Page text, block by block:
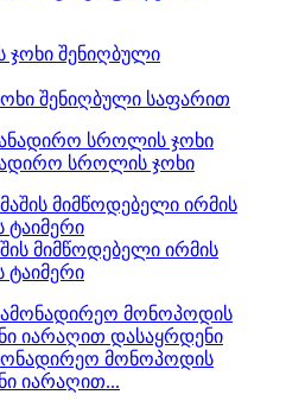
შენიღბული საფარით
სროლის ჯოხი
მიმწოდებელი ირმის
ტაიმერი
მონოპოდის
იარაღით...